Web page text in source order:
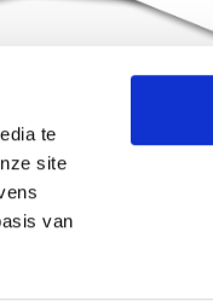
te
site
van
Meld je aan voor